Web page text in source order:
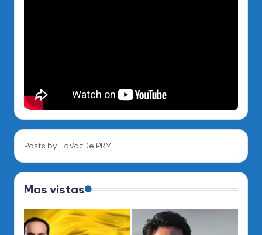
Posts by LaVozDelPRM
Mas vistas